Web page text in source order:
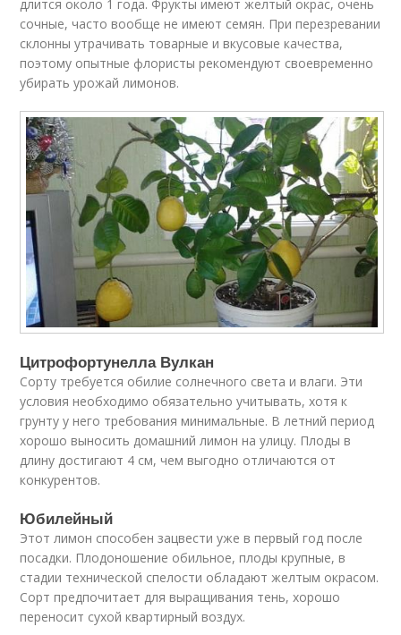
длится около 1 года. Фрукты имеют желтый окрас, очень
сочные, часто вообще не имеют семян. При перезревании
склонны утрачивать товарные и вкусовые качества,
поэтому опытные флористы рекомендуют своевременно
убирать урожай лимонов.
Цитрофортунелла Вулкан
Сорту требуется обилие солнечного света и влаги. Эти
условия необходимо обязательно учитывать, хотя к
грунту у него требования минимальные. В летний период
хорошо выносить домашний лимон на улицу. Плоды в
длину достигают 4 см, чем выгодно отличаются от
конкурентов.
Юбилейный
Этот лимон способен зацвести уже в первый год после
посадки. Плодоношение обильное, плоды крупные, в
стадии технической спелости обладают желтым окрасом.
Сорт предпочитает для выращивания тень, хорошо
переносит сухой квартирный воздух.